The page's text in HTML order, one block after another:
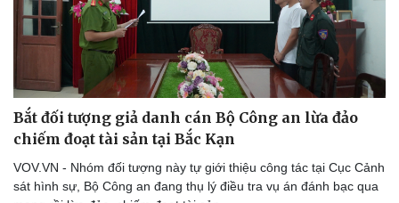
Bắt đối tượng giả danh cán Bộ Công an lừa đảo
chiếm đoạt tài sản tại Bắc Kạn
VOV.VN - Nhóm đối tượng này tự giới thiệu công tác tại Cục Cảnh
sát hình sự, Bộ Công an đang thụ lý điều tra vụ án đánh bạc qua